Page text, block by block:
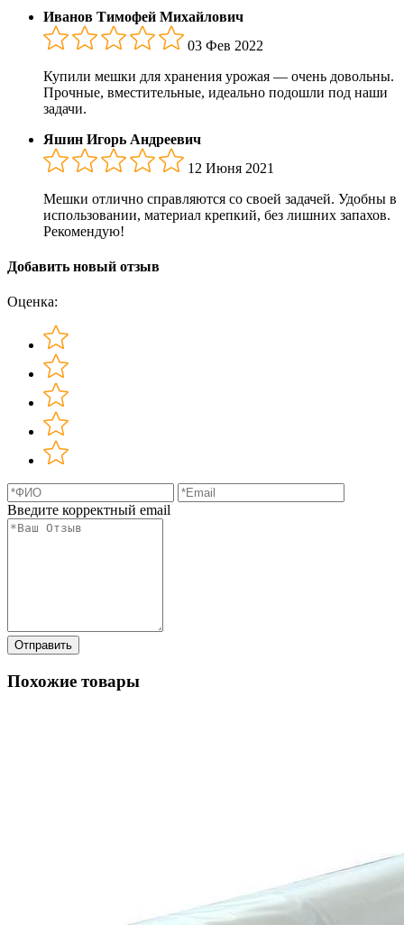
Иванов Тимофей Михайлович
03 Фев 2022
Купили мешки для хранения урожая — очень довольны.
Прочные, вместительные, идеально подошли под наши
задачи.
Яшин Игорь Андреевич
12 Июня 2021
Мешки отлично справляются со своей задачей. Удобны в
использовании, материал крепкий, без лишних запахов.
Рекомендую!
Добавить новый отзыв
Оценка:
Введите корректный email
Отправить
Похожие товары